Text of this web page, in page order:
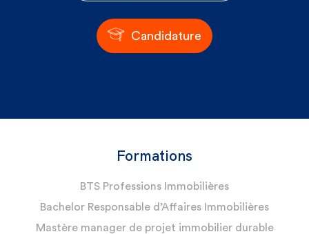
Candidature
Formations
BTS Professions Immobilières
Bachelor Responsable d’Affaires Immobilières
Mastère manager de projet immobilier durable